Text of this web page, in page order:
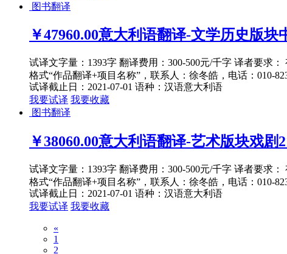
图书翻译
￥47960.00意大利语翻译-文学历史版块
试译文字量：1393字 翻译费用：300-500元/千字 译者要求
格式“作品翻译+项目名称”，联系人：徐冬皓，电话：010-
试译截止日：2021-07-01 语种：汉语意大利语
我要试译 我要收藏
图书翻译
￥38060.00意大利语翻译-艺术版块戏剧
试译文字量：1393字 翻译费用：300-500元/千字 译者要求
格式“作品翻译+项目名称”，联系人：徐冬皓，电话：010-
试译截止日：2021-07-01 语种：汉语意大利语
我要试译 我要收藏
«
1
2